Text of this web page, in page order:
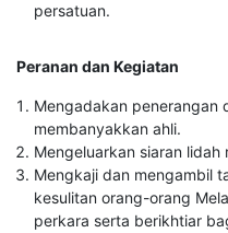
persatuan.
Peranan dan Kegiatan
Mengadakan penerangan
membanyakkan ahli.
Mengeluarkan siaran lidah
Mengkaji dan mengambil
kesulitan orang-orang
perkara serta berikhtiar